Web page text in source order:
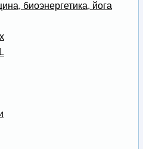
биоэнергетика, йога